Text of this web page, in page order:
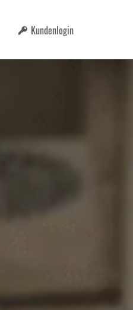
Kundenlogin